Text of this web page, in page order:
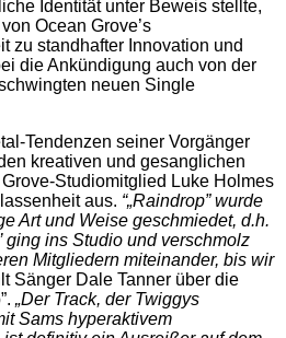
Identität unter Beweis stellte,
Ocean Grove’s
zu standhafter Innovation und
die Ankündigung auch von der
neuen Single
Tendenzen seiner Vorgänger
kreativen und gesanglichen
Studiomitglied Luke Holmes
aus. “„Raindrop” wurde
Art und Weise geschmiedet, d.h.
ging ins Studio und verschmolz
Mitgliedern miteinander, bis wir
Sänger Dale Tanner über die
„Der Track, der Twiggys
Sams hyperaktivem